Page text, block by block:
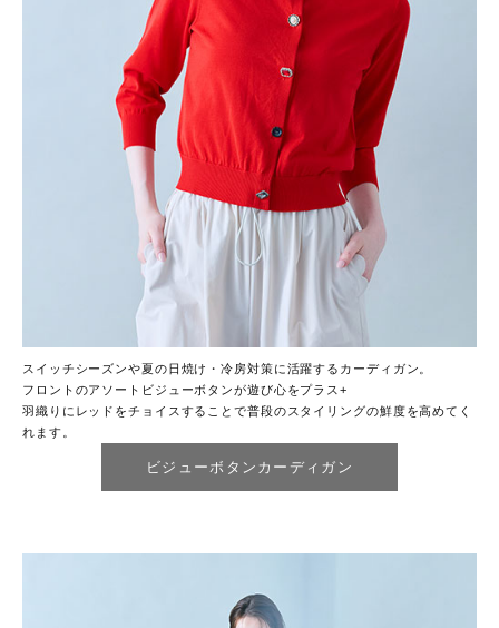
スイッチシーズンや夏の日焼け・冷房対策に活躍するカーディガン。
フロントのアソートビジューボタンが遊び心をプラス+
羽織りにレッドをチョイスすることで普段のスタイリングの鮮度を高めてく
れます。
ビジューボタンカーディガン